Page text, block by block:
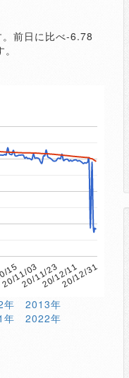
前日に比べ-6.78
15
20/11/0320/11/2320/12/1120/12/31
年
2013年
年
2022年